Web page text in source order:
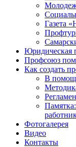
Газета
Юридическая
Профсоюз
Как создать
В
Фотогалерея
Видео
Контакты